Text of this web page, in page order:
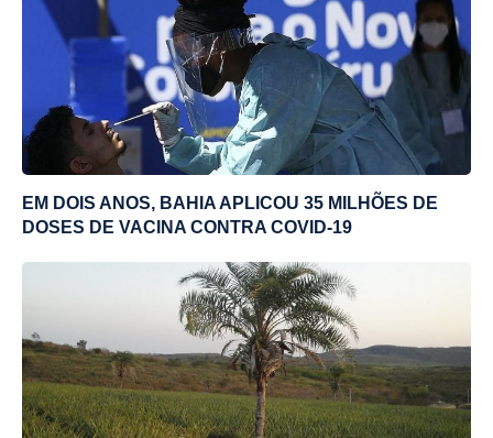
EM DOIS ANOS, BAHIA APLICOU 35 MILHÕES DE
DOSES DE VACINA CONTRA COVID-19